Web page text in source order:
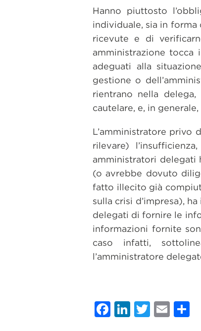
Hanno piuttosto
individuale, sia in
ricevute e di
amministrazione
adeguati alla
gestione o
rientrano nella
cautelare, e, in
L’amministratore privo
rilevare)
amministratori delegati
(o avrebbe dovuto
fatto illecito già
sulla crisi d’impresa),
delegati di fornire le
informazioni fornite
caso infatti,
l’amministratore
Facebook
LinkedIn
Twitter